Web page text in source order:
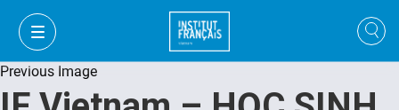
Previous Image